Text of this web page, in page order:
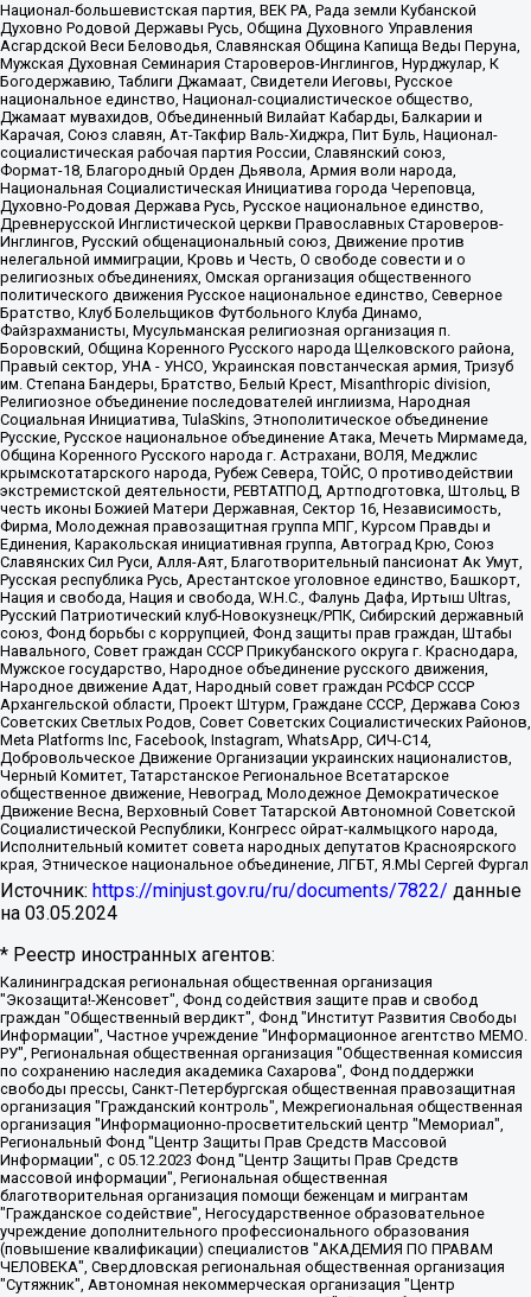
Национал-большевистская партия, ВЕК РА, Рада земли Кубанской
Духовно Родовой Державы Русь, Община Духовного Управления
Асгардской Веси Беловодья, Славянская Община Капища Веды Перуна,
Мужская Духовная Семинария Староверов-Инглингов, Нурджулар, К
Богодержавию, Таблиги Джамаат, Свидетели Иеговы, Русское
национальное единство, Национал-социалистическое общество,
Джамаат мувахидов, Объединенный Вилайат Кабарды, Балкарии и
Карачая, Союз славян, Ат-Такфир Валь-Хиджра, Пит Буль, Национал-
социалистическая рабочая партия России, Славянский союз,
Формат-18, Благородный Орден Дьявола, Армия воли народа,
Национальная Социалистическая Инициатива города Череповца,
Духовно-Родовая Держава Русь, Русское национальное единство,
Древнерусской Инглистической церкви Православных Староверов-
Инглингов, Русский общенациональный союз, Движение против
нелегальной иммиграции, Кровь и Честь, О свободе совести и о
религиозных объединениях, Омская организация общественного
политического движения Русское национальное единство, Северное
Братство, Клуб Болельщиков Футбольного Клуба Динамо,
Файзрахманисты, Мусульманская религиозная организация п.
Боровский, Община Коренного Русского народа Щелковского района,
Правый сектор, УНА - УНСО, Украинская повстанческая армия, Тризуб
им. Степана Бандеры, Братство, Белый Крест, Misanthropic division,
Религиозное объединение последователей инглиизма, Народная
Социальная Инициатива, TulaSkins, Этнополитическое объединение
Русские, Русское национальное объединение Атака, Мечеть Мирмамеда,
Община Коренного Русского народа г. Астрахани, ВОЛЯ, Меджлис
крымскотатарского народа, Рубеж Севера, ТОЙС, О противодействии
экстремистской деятельности, РЕВТАТПОД, Артподготовка, Штольц, В
честь иконы Божией Матери Державная, Сектор 16, Независимость,
Фирма, Молодежная правозащитная группа МПГ, Курсом Правды и
Единения, Каракольская инициативная группа, Автоград Крю, Союз
Славянских Сил Руси, Алля-Аят, Благотворительный пансионат Ак Умут,
Русская республика Русь, Арестантское уголовное единство, Башкорт,
Нация и свобода, Нация и свобода, W.H.С., Фалунь Дафа, Иртыш Ultras,
Русский Патриотический клуб-Новокузнецк/РПК, Сибирский державный
союз, Фонд борьбы с коррупцией, Фонд защиты прав граждан, Штабы
Навального, Совет граждан СССР Прикубанского округа г. Краснодара,
Мужское государство, Народное объединение русского движения,
Народное движение Адат, Народный совет граждан РСФСР СССР
Архангельской области, Проект Штурм, Граждане СССР, Держава Союз
Советских Светлых Родов, Совет Советских Социалистических Районов,
Meta Platforms Inc, Facebook, Instagram, WhatsApp, СИЧ-С14,
Добровольческое Движение Организации украинских националистов,
Черный Комитет, Татарстанское Региональное Всетатарское
общественное движение, Невоград, Молодежное Демократическое
Движение Весна, Верховный Совет Татарской Автономной Советской
Социалистической Республики, Конгресс ойрат-калмыцкого народа,
Исполнительный комитет совета народных депутатов Красноярского
края, Этническое национальное объединение, ЛГБТ, Я.МЫ Сергей Фургал
Источник: https://minjust.gov.ru/ru/documents/7822/ данные
на 03.05.2024
* Реестр иностранных агентов:
Калининградская региональная общественная организация "Экозащита!-Женсовет", Фонд содействия защите прав и свобод граждан "Общественный вердикт", Фонд "Институт Развития Свободы Информации", Частное учреждение "Информационное агентство МЕМО. РУ", Региональная общественная организация "Общественная комиссия по сохранению наследия академика Сахарова", Фонд поддержки свободы прессы, Санкт-Петербургская общественная правозащитная организация "Гражданский контроль", Межрегиональная общественная организация "Информационно-просветительский центр "Мемориал", Региональный Фонд "Центр Защиты Прав Средств Массовой Информации", с 05.12.2023 Фонд "Центр Защиты Прав Средств массовой информации", Региональная общественная благотворительная организация помощи беженцам и мигрантам "Гражданское содействие", Негосударственное образовательное учреждение дополнительного профессионального образования (повышение квалификации) специалистов "АКАДЕМИЯ ПО ПРАВАМ ЧЕЛОВЕКА", Свердловская региональная общественная организация "Сутяжник", Автономная некоммерческая организация "Центр независимых социологических исследований", Союз общественных объединений "Российский исследовательский центр по правам человека", Региональное общественное учреждение научно-информационный центр "МЕМОРИАЛ", Некоммерческая организация "Фонд защиты гласности", Автономная некоммерческая организация "Институт прав человека", Городская общественная организация "Екатеринбургское общество "МЕМОРИАЛ", Городская общественная организация "Рязанское историко-просветительское и правозащитное общество "Мемориал" (Рязанский Мемориал), Челябинский региональный орган общественной самодеятельности – женское общественное объединение "Женщины Евразии", Челябинский региональный орган общественной самодеятельности "Уральская правозащитная группа", Фонд содействия защите здоровья и социальной справедливости имени Андрея Рылькова, Автономная Некоммерческая Организация "Аналитический Центр Юрия Левады", Автономная некоммерческая организация социальной поддержки населения "Проект Апрель", Региональная общественная организация помощи женщинам и детям, находящимся в кризисной ситуации "Информационно-методический центр "Анна", Фонд содействия развитию массовых коммуникаций и правовому просвещению "Так-так-Так", Фонд содействия устойчивому развитию "Серебряная тайга", Свердловский региональный общественный фонд социальных проектов "Новое время", "Idel.Реалии", Кавказ.Реалии, Крым.Реалии, Телеканал Настоящее Время, Татаро-башкирская служба Радио Свобода (Azatliq Radiosi), Радио Свободная Европа/Радио Свобода (PCE/PC), "Сибирь.Реалии", "Фактограф", Благотворительный фонд помощи осужденным и их семьям, Автономная некоммерческая организация "Институт глобализации и социальных движений", Фонд "В защиту прав заключенных", Частное учреждение "Центр поддержки и содействия развитию средств массовой информации", Пензенский региональный общественный благотворительный фонд "Гражданский союз", "Север.Реалии", Некоммерческая организация Фонд "Правовая инициатива", Общество с ограниченной ответственностью "Радио Свободная Европа/Радио Свобода", Чешское информационное агентство "MEDIUM-ORIENT", Красноярская региональная общественная организация "Мы против СПИДа", Камалягин Денис Николаевич, Маркелов Сергей Евгеньевич, Пономарев Лев Александрович, Савицкая Людмила Алексеевна, Автономная некоммерческая организация "Центр по работе с проблемой насилия "НАСИЛИЮ.НЕТ", Межрегиональный профессиональный союз работников здравоохранения "Альянс врачей", Юридическое лицо, зарегистрированное в Латвийской Республике, SIA "Medusa Project" (регистрационный номер 40103797863, дата регистрации 10.06.2014), Некоммерческая организация "Фонд по борьбе с коррупцией", Автономная некоммерческая организация "Институт права и публичной политики", Баданин Роман Сергеевич, Гликин Максим Александрович, Железнова Мария Михайловна, Лукьянова Юлия Сергеевна, Маетная Елизавета Витальевна, Маняхин Петр Борисович, Чуракова Ольга Владимировна, Ярош Юлия Петровна, Юридическое лицо "The Insider SIA", зарегистрированное в Риге, Латвийская Республика (дата регистрации 26.06.2015), являющееся администратором доменного имени интернет-издания "The Insider SIA", https://theins.ru, Постернак Алексей Евгеньевич, Рубин Михаил Аркадьевич, Анин Роман Александрович, Юридическое лицо Istories fonds, зарегистрированное в Латвийской Республике (регистрационный номер 50008295751, дата регистрации 24.02.2020), Великовский Дмитрий Александрович, Долинина Ирина Николаевна, Мароховская Алеся Алексеевна, Шлейнов Роман Юрьевич, Шмагун Олеся Валентиновна, Общество с ограниченной ответственностью "Альтаир 2021", Общество с ограниченной ответственностью "Вега 2021", Общество с ограниченной ответственностью "Главный редактор 2021", Общество с ограниченной ответственностью "Ромашки монолит", Важенков Артем Валерьевич, Ивановская областная общественная организация "Центр гендерных исследований", Гурман Юрий Альбертович, Медиапроект "ОВД-Инфо", Егоров Владимир Владимирович, Жилинский Владимир Александрович, Общество с ограниченной ответственностью "ЗП", Иванова София Юрьевна, Карезина Инна Павловна, Кильтау Екатерина Викторовна, Петров Алексей Викторович, Пискунов Сергей Евгеньевич, Смирнов Сергей Сергеевич, Тихонов Михаил Сергеевич, Общество с ограниченной ответственностью "ЖУРНАЛИСТ-ИНОСТРАННЫЙ АГЕНТ", Арапова Галина Юрьевна, Вольтская Татьяна Анатольевна, Американская компания "Mason G.E.S. Anonymous Foundation" (США), являющаяся владельцем интернет-издания https://mnews.world/, Компания "Stichting Bellingcat", зарегистрированная в Нидерландах (дата регистрации 11.07.2018), Захаров Андрей Вячеславович, Клепиковская Екатерина Дмитриевна, Общество с ограниченной ответственностью "МЕМО", Перл Роман Александрович, Симонов Евгений Алексеевич, Соловьева Елена Анатольевна, Сотников Даниил Владимирович, Сурначева Елизавета Дмитриевна, Автономная некоммерческая организация по защите прав человека и информированию населения "Якутия – Наше Мнение", Общество с ограниченной ответственностью "Москоу диджитал медиа", с 26.01.2023 Общество с ограниченной ответственностью "Чайка Белые сады", Ветошкина Валерия Валерьевна, Заговора Максим Александрович, Межрегиональное общественное движение "Российская ЛГБТ - сеть", Оленичев Максим Владимирович, Павлов Иван Юрьевич, Скворцова Елена Сергеевна, Общество с ограниченной ответственностью "Как бы инагент", Кочетков Игорь Викторович, Общество с ограниченной ответственностью "Честные выборы", Еланчик Олег Александрович, Общество с ограниченной ответственностью "Нобелевский призыв", Гималова Регина Эмилевна, Григорьев Андрей Валерьевич, Григорьева Алина Александровна, Ассоциация по содействию защите прав призывников, альтернативнослужащих и военнослужащих "Правозащитная группа "Гражданин.Армия.Право", Хисамова Регина Фаритовна, Автономная некоммерческая организация по реализации социально-правовых программ "Лилит", Дальневосточное общественное движение "Маяк", Санкт-Петербургская ЛГБТ-инициативная группа "Выход", Инициативная группа ЛГБТ+ "Реверс", Алексеев Андрей Викторович, Бекбулатова Таисия Львовна, Беляев Иван Михайлович, Владыкина Елена Сергеевна, Гельман Марат Александрович, Никульшина Вероника Юрьевна, Толоконникова Надежда Андреевна, Шендерович Виктор Анатольевич, Общество с ограниченной ответственностью "Данное сообщение", Общество с ограниченной ответственностью Издательский дом "Новая глава", Айнбиндер Александра Александровна, Московский комьюнити-центр для ЛГБТ+инициатив, Благотворительный фонд развития филантропии, Deutsche Welle (Германия, Kurt-Schumacher-Strasse 3, 53113 Bonn), Борзунова Мария Михайловна, Воробьев Виктор Викторович, Голубева Анна Львовна, Константинова Алла Михайловна, Малкова Ирина Владимировна, Мурадов Мурад Абдулгалимович, Осетинская Елизавета Николаевна, Понасенков Евгений Николаевич, Ганапольский Матвей Юрьевич, Киселев Евгений Алексеевич, Борухович Ирина Григорьевна, Дремин Иван Тимофеевич, Дубровский Дмитрий Викторович, Красноярская региональная общественная организация поддержки и развития альтернативных образовательных технологий и межкультурных коммуникаций "ИНТЕРРА", Маяковская Екатерина Алексеевна, Фейгин Марк Захарович, Филимонов Андрей Викторович, Дзугкоева Регина Николаевна, Доброхотов Роман Александрович, Дудь Юрий Александрович, Елкин Сергей Владимирович, Кругликов Кирилл Игоревич, Сабунаева Мария Леонидовна, Семенов Алексей Владимирович, Шаинян Карен Багратович, Шульман Екатерина Михайловна, Асафьев Артур Валерьевич, Вахштайн Виктор Семенович, Венедиктов Алексей Алексеевич, Лушникова Екатерина Евгеньевна, Волков Леонид Михайлович, Невзоров Александр Глебович, Пархоменко Сергей Борисович, Сироткин Ярослав Николаевич, Кара-Мурза Владимир Владимирович, Баранова Наталья Владимировна, Гозман Леонид Яковлевич, Кагарлицкий Борис Юльевич, Климарев Михаил Валерьевич, Милов Владимир Станиславович, Автономная некоммерческая организация Краснодарский центр современного искусства "Типография", Моргенштерн Алишер Тагирович, Соболь Любовь Эдуардовна, Общество с ограниченной ответственностью "ЛИЗА НОРМ", Каспаров Гарри Кимович, Ходорковский Михаил Борисович, Общество с ограниченной ответственностью "Апрельские тезисы", Данилович Ирина Брониславовна, Кашин Олег Владимирович, Петров Николай Владимирович, Пивоваров Алексей Владимирович, Соколов Михаил Владимирович, Цветкова Юлия Владимировна, Чичваркин Евгений Александрович, Комитет против пыток/Команда против пыток, Общество с ограниченной ответственностью "Первый научный", Общество с ограниченной ответственностью "Вертолет и ко", Белоцерковская Вероника Борисовна, Кац Максим Евгеньевич, Лазарева Татьяна Юрьевна, Шаведдинов Руслан Табризович, Яшин Илья Валерьевич, Общество с ограниченной ответственностью "Иноагент ААВ", Алешковский Дмитрий Петрович, Альбац Евгения Марковна, Быков Дмитрий Львович, Галямина Юлия Евгеньевна, Лойко Сергей Леонидович, Мартынов Кирилл Константинович, Медведев Сергей Александрович, Крашенинников Федор Геннадиевич, Гордеева Катерина Вл